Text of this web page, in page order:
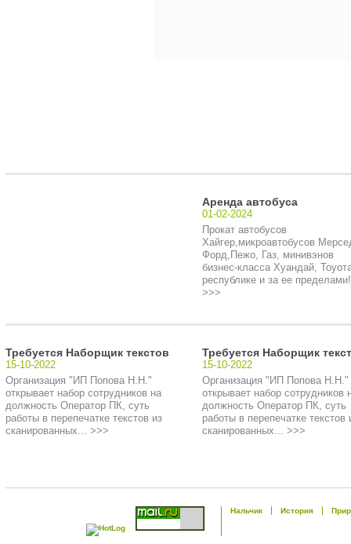
Аренда автобуса
01-02-2024
Прокат автобусов
Хайгер,микроавтобусов
Форд,Пежо, Газ, минивэнов
бизнес-класса Хуандай,
республике и за ее
>>>
Требуется Наборщик текстов
15-10-2022
Организация "ИП Попова Н.Н."
открывает набор сотрудников на
должность Оператор ПК, суть
работы в перепечатке текстов из
сканированных... >>>
Требуется Наборщик
15-10-2022
Организация "ИП Попова Н.Н."
открывает набор сотрудников
должность Оператор ПК, суть
работы в перепечатке текстов
сканированных... >>>
Нальчик История